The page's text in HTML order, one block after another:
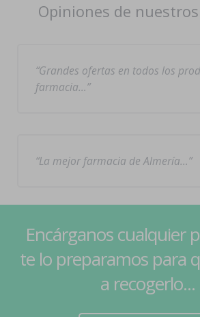
Opiniones de
Grandes ofertas en todos los
farmacia…
La mejor farmacia de Almería…
Encárganos cualquier
te lo preparamos para
a recogerlo...